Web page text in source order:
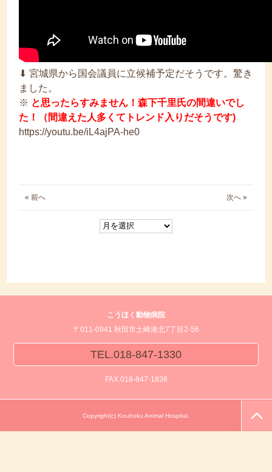
⬇︎ 宮城県から国会議員に立候補予定だそうです。驚き
ました。
※ と思ったらすみません！森下千里氏の間違いでし
た！（間違えた人多くてトレンド入りだそうです)
https://youtu.be/iL4ajPA-he0
« 前へ 次へ »
こうほく動物病院
〒011-0941 秋田市土崎港北7丁目2-56
TEL.018-847-1330
FAX.018-847-1838
Copyright(c) Kouhoku Animal Hospital.